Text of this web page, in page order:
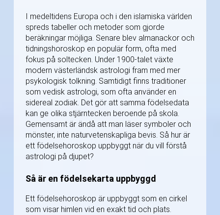
I medeltidens Europa och i den islamiska världen
spreds tabeller och metoder som gjorde
beräkningar möjliga. Senare blev almanackor och
tidningshoroskop en populär form, ofta med
fokus på soltecken. Under 1900-talet växte
modern västerländsk astrologi fram med mer
psykologisk tolkning. Samtidigt finns traditioner
som vedisk astrologi, som ofta använder en
sidereal zodiak. Det gör att samma födelsedata
kan ge olika stjärntecken beroende på skola.
Gemensamt är ändå att man läser symboler och
mönster, inte naturvetenskapliga bevis. Så hur är
ett födelsehoroskop uppbyggt när du vill förstå
astrologi på djupet?
Så är en födelsekarta uppbyggd
Ett födelsehoroskop är uppbyggt som en cirkel
som visar himlen vid en exakt tid och plats.